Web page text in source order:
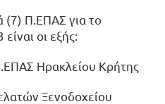
(7) Π.ΕΠΑΣ για το
οι εξής:
Ηρακλείου Κρήτης
Ξενοδοχείου